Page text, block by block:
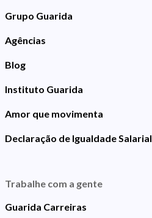
Grupo Guarida
Agências
Blog
Instituto Guarida
Amor que movimenta
Declaração de Igualdade Salarial
Trabalhe com a gente
Guarida Carreiras